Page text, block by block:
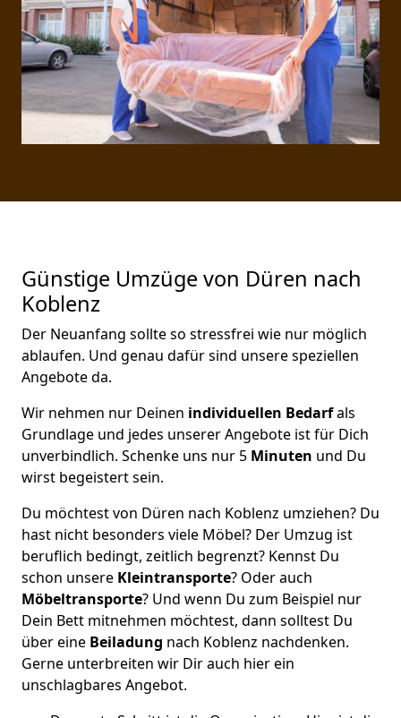
Günstige Umzüge von Düren nach
Koblenz
Der Neuanfang sollte so stressfrei wie nur möglich
ablaufen. Und genau dafür sind unsere speziellen
Angebote da.
Wir nehmen nur Deinen individuellen Bedarfals
Grundlage und jedes unserer Angebote ist für Dich
unverbindlich. Schenke uns nur 5 Minuten und Du
wirst begeistert sein.
Du möchtest von Düren nach Koblenz umziehen? Du
hast nicht besonders viele Möbel? Der Umzug ist
beruflich bedingt, zeitlich begrenzt? Kennst Du
schon unsere Kleintransporte? Oder auch
Möbeltransporte? Und wenn Du zum Beispiel nur
Dein Bett mitnehmen möchtest, dann solltest Du
über eine Beiladung nach Koblenz nachdenken.
Gerne unterbreiten wir Dir auch hier ein
unschlagbares Angebot.